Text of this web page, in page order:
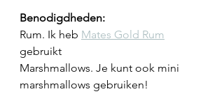
Benodigdheden:
Rum. Ik heb Mates Gold Rum
gebruikt
Marshmallows. Je kunt ook mini
marshmallows gebruiken!